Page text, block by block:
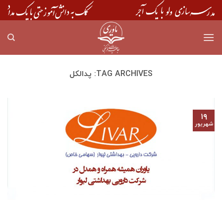
Skip
to
TAG ARCHIVES: پدالکل
۱۹
شهریور